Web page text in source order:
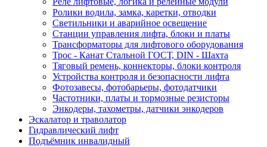
Ролики водила, замка, каретки, отводки
Светильники и аварийное освещение
Станции управления лифта, блоки и платы
Трансформаторы для лифтового оборудования
Трос - Канат Стальной ГОСТ, DIN - Шахта
Тяговый ремень, коннекторы, блоки контроля
Устройства контроля и безопасности лифта
Фотозавесы, фотобарьеры, фотодатчики
Частотники, платы и тормозные резисторы
Энкодеры, тахометры, датчики энкодеров
Эскалатор и траволатор
Гидравлический лифт
Подъёмник инвалидный